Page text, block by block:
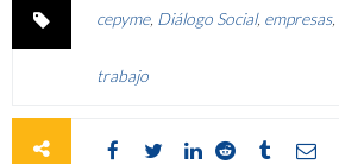
cepyme, Diálogo Social, empresas,
trabajo